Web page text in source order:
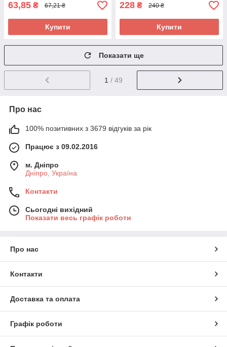
63,85 ₴ 67,21 ₴
Купити
228 ₴ 240 ₴
Купити
Показати ще
1 / 49
Про нас
100% позитивних з 3679 відгуків за рік
Працює з 09.02.2016
м. Дніпро
Дніпро, Україна
Контакти
Сьогодні вихідний
Показати весь графік роботи
Про нас
Контакти
Доставка та оплата
Графік роботи